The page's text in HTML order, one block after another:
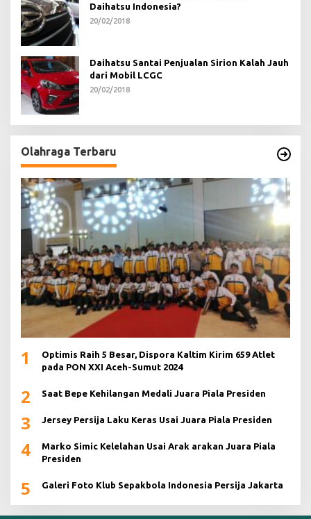
Daihatsu Indonesia?
20/02/2018
Daihatsu Santai Penjualan Sirion Kalah Jauh
dari Mobil LCGC
20/02/2018
Olahraga Terbaru
1
Optimis Raih 5 Besar, Dispora Kaltim Kirim 659 Atlet
pada PON XXI Aceh-Sumut 2024
2 Saat Bepe Kehilangan Medali Juara Piala Presiden
3 Jersey Persija Laku Keras Usai Juara Piala Presiden
4
Marko Simic Kelelahan Usai Arak arakan Juara Piala
Presiden
5 Galeri Foto Klub Sepakbola Indonesia Persija Jakarta